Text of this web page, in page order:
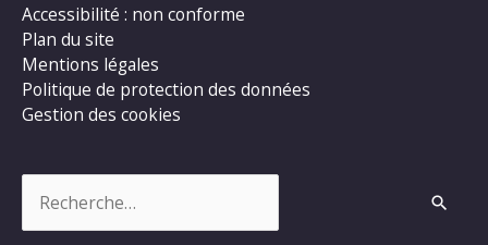
Accessibilité : non conforme
Plan du site
Mentions légales
Politique de protection des données
Gestion des cookies